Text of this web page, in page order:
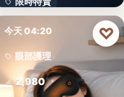
文字
画面…
今天 04:20
眼部護理
2,980
♡